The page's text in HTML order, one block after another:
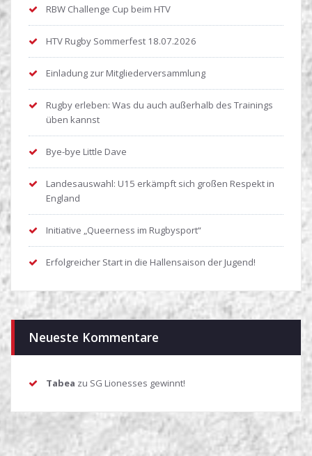
RBW Challenge Cup beim HTV
HTV Rugby Sommerfest 18.07.2026
Einladung zur Mitgliederversammlung
Rugby erleben: Was du auch außerhalb des Trainings
üben kannst
Bye-bye Little Dave
Landesauswahl: U15 erkämpft sich großen Respekt in
England
Initiative „Queerness im Rugbysport“
Erfolgreicher Start in die Hallensaison der Jugend!
Neueste Kommentare
Tabea zu SG Lionesses gewinnt!